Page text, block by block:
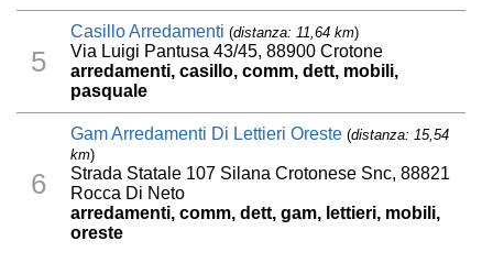
5
Casillo Arredamenti (distanza: 11,64 km)
Via Luigi Pantusa 43/45, 88900 Crotone
arredamenti, casillo, comm, dett, mobili,
pasquale
6
Gam Arredamenti Di Lettieri Oreste (distanza: 15,54
km)
Strada Statale 107 Silana Crotonese Snc, 88821
Rocca Di Neto
arredamenti, comm, dett, gam, lettieri, mobili,
oreste